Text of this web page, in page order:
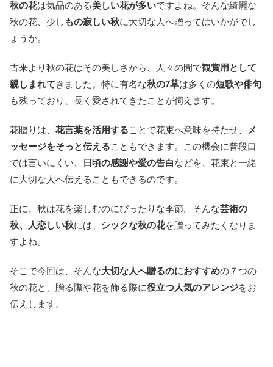
秋の花は気品のある美しい花が多いですよね。そんな綺麗な
秋の花、少し もの寂しい秋に大切な人へ贈ってはいかがでし
ょうか。
古来より秋の花はその美しさから、人々の間で観賞用として
親しまれてきました。特に有名な秋の7草は多くの短歌や俳句
も残っており、長く愛されてきたことが伺えます。
花贈りは、 花言葉を活用することで花束へ意味を持たせ、
メ
ッセージをそっと伝えることもできます。この機会に普段口
では言いにくい、
日頃の感謝や愛の告白などを、花束と一緒
に大切な人へ伝えることもできるのです。
正に、秋は花を楽しむのにぴったりな季節。そんな芸術の
秋、人恋しい秋には、 シックな秋の花を贈ってみたくなりま
すよね。
そこで今回は、そんな大切な人へ贈るのにおすすめの７つの
秋の花と、贈る際や花を飾る際に役立つ人気のアレンジをお
伝えします。